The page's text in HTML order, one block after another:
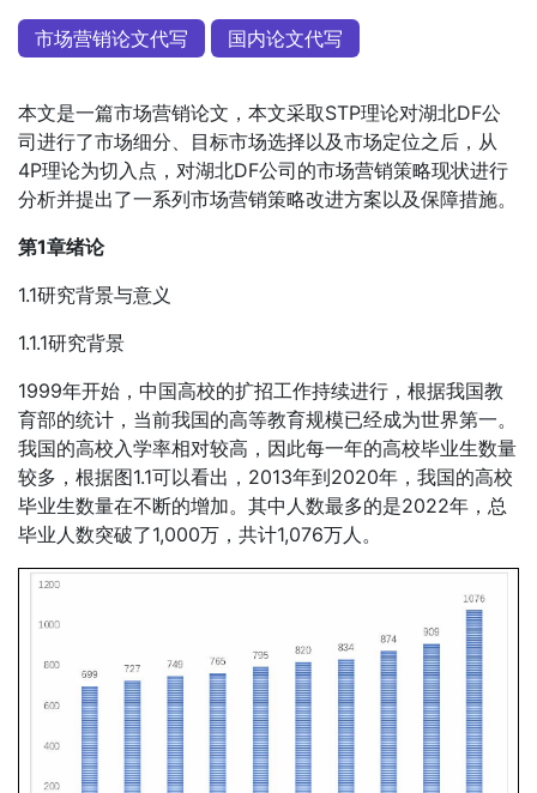
市场营销论文代写 国内论文代写
本文是一篇市场营销论文，本文采取STP理论对湖北DF公
司进行了市场细分、目标市场选择以及市场定位之后，从
4P理论为切入点，对湖北DF公司的市场营销策略现状进行
分析并提出了一系列市场营销策略改进方案以及保障措施。
第1章绪论
1.1研究背景与意义
1.1.1研究背景
1999年开始，中国高校的扩招工作持续进行，根据我国教
育部的统计，当前我国的高等教育规模已经成为世界第一。
我国的高校入学率相对较高，因此每一年的高校毕业生数量
较多，根据图1.1可以看出，2013年到2020年，我国的高校
毕业生数量在不断的增加。其中人数最多的是2022年，总
毕业人数突破了1,000万，共计1,076万人。